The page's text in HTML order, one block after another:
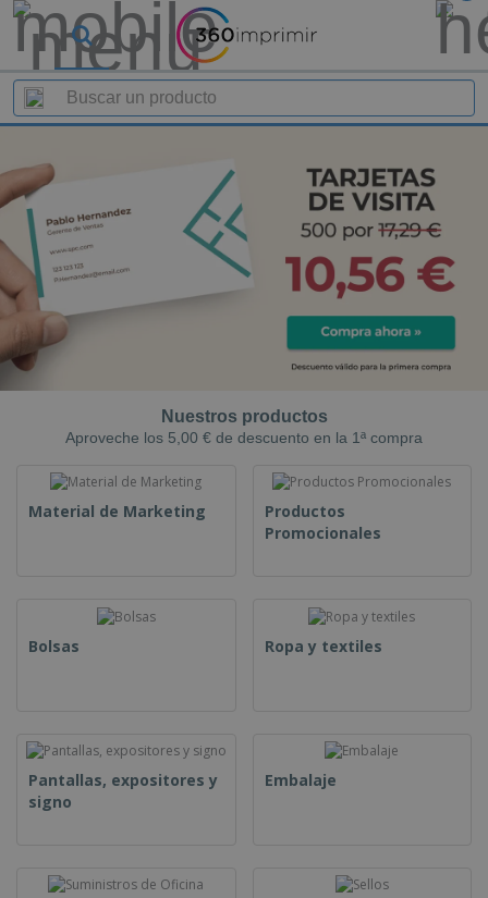
Nuestros productos
Aproveche los 5,00 € de descuento en la 1ª compra
Material de Marketing
Productos
Promocionales
Bolsas Ropa y textiles
Pantallas, expositores y
signo
Embalaje